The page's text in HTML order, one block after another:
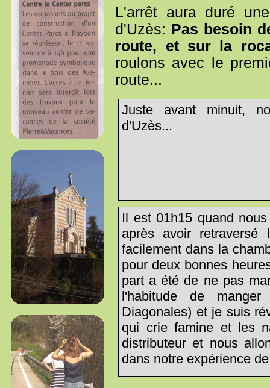
L'arrêt aura duré
d'Uzès: Pas besoin
route, et sur la
roulons avec le
route...
Juste avant minuit,
d'Uzès...
Il est 01h15 quand
après avoir retraversé
facilement dans la
pour deux bonnes
part a été de ne pas
l'habitude de
Diagonales) et je suis
qui crie famine et les
distributeur et nous
dans notre expérience